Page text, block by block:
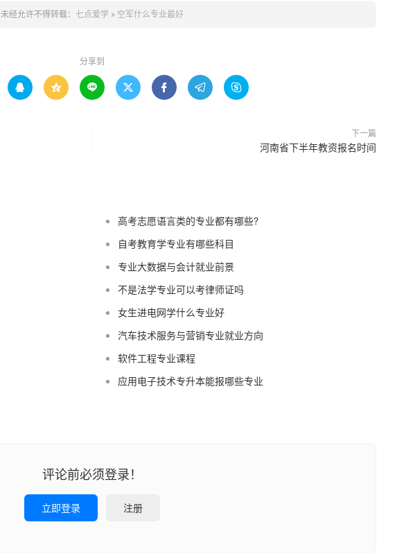
未经允许不得转载： 七点爱学 » 空军什么专业最好
分享到
      
下一篇
河南省下半年教资报名时间
高考志愿语言类的专业都有哪些?
自考教育学专业有哪些科目
专业大数据与会计就业前景
不是法学专业可以考律师证吗
女生进电网学什么专业好
汽车技术服务与营销专业就业方向
软件工程专业课程
应用电子技术专升本能报哪些专业
评论前必须登录！
立即登录 注册